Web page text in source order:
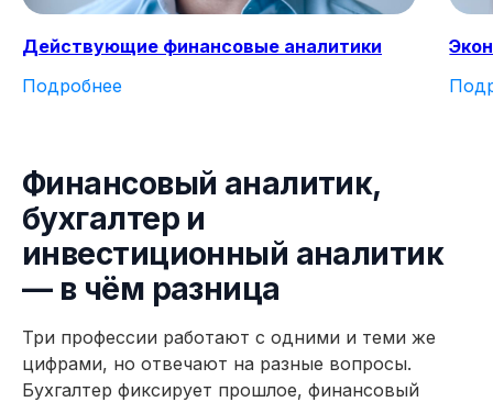
Действующие финансовые аналитики
Подробнее
Финансовый аналитик,
бухгалтер и
инвестиционный аналитик
— в чём разница
Три профессии работают с одними и теми же
цифрами, но отвечают на разные вопросы.
Бухгалтер фиксирует прошлое, финансовый
материалам курса на 48 часов, чтобы
погрузиться в обучение и принять
сомнений